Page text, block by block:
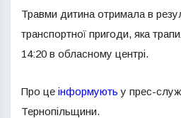
Травми дитина отримала в
транспортної пригоди, яка
14:20 в обласному центрі.
Про це інформують у прес-
Тернопільщини.